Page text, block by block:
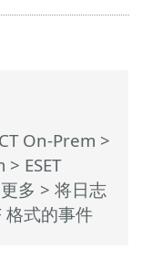
On-Prem >
> ESET
更多 > 将日志
格式的事件